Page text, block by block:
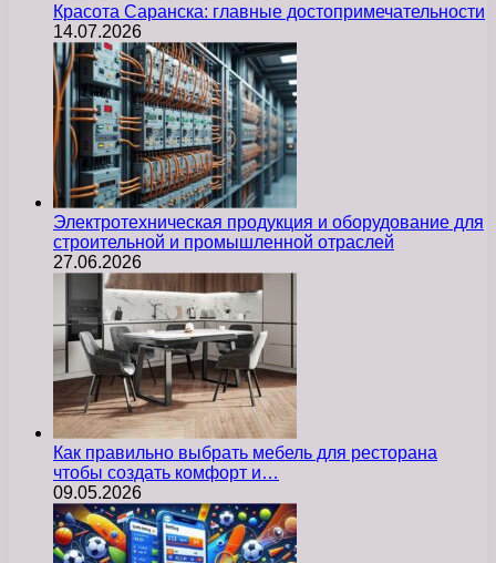
Красота Саранска: главные достопримечательности
14.07.2026
Электротехническая продукция и оборудование для
строительной и промышленной отраслей
27.06.2026
Как правильно выбрать мебель для ресторана
чтобы создать комфорт и…
09.05.2026